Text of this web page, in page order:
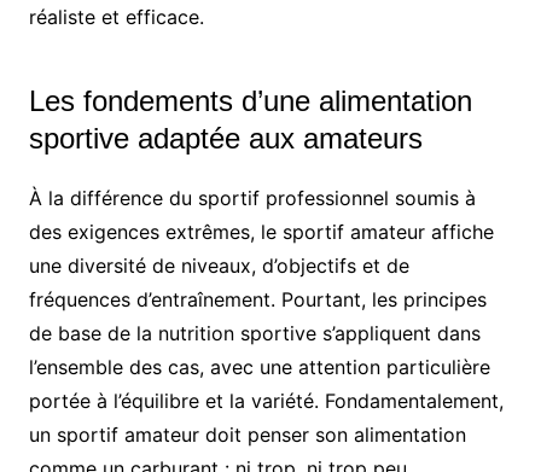
réaliste et efficace.
Les fondements d’une alimentation
sportive adaptée aux amateurs
À la différence du sportif professionnel soumis à
des exigences extrêmes, le sportif amateur affiche
une diversité de niveaux, d’objectifs et de
fréquences d’entraînement. Pourtant, les principes
de base de la nutrition sportive s’appliquent dans
l’ensemble des cas, avec une attention particulière
portée à l’équilibre et la variété. Fondamentalement,
un sportif amateur doit penser son alimentation